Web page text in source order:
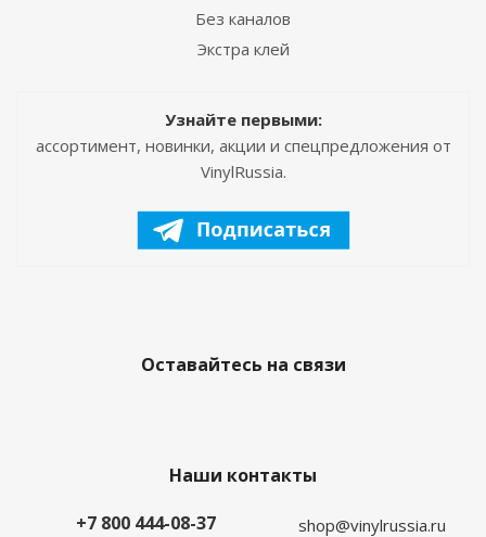
Без каналов
Экстра клей
Узнайте первыми:
ассортимент, новинки, акции и спецпредложения от
VinylRussia.
Оставайтесь на связи
Наши контакты
+7 800 444-08-37
shop@vinylrussia.ru